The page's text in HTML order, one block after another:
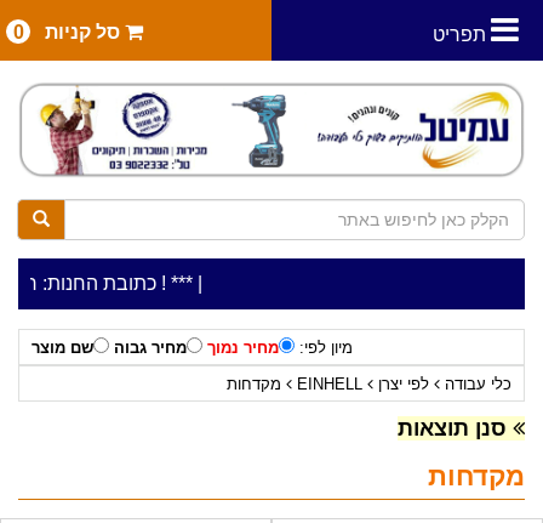
תפריט סל קניות 0
***כתובת החנות: רח' המלאכה 2, ביתן 8 (כניסה מרח' עמל ***כלי עבודה להשכרה בתעריף יומי משתלם ! ***
מיון לפי: מחיר נמוך מחיר גבוה
שם מוצר
כלי עבודה
לפי יצרן EINHELL מקדחות
סנן תוצאות
מקדחות